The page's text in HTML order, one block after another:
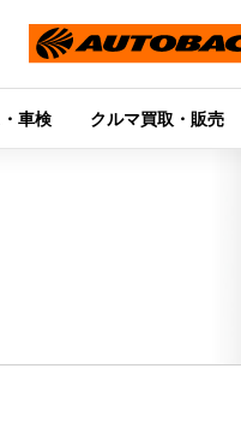
車検 クルマ買取・販売